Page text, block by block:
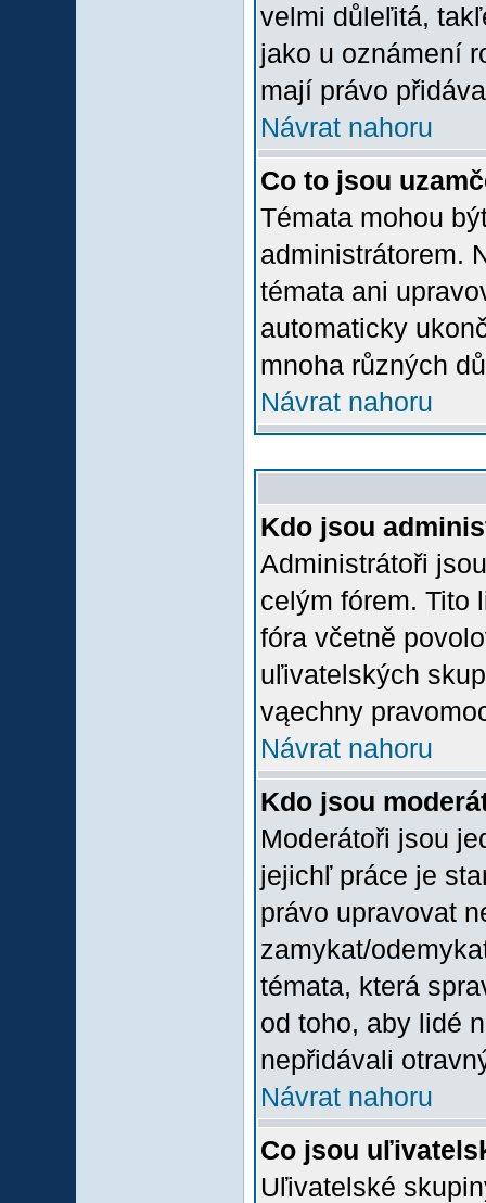
velmi důleľitá,
jako u oznámení
mají právo
Návrat nahoru
Co to jsou
Témata mohou
administrátorem.
témata ani
automaticky
mnoha různých
Návrat nahoru
Kdo jsou
Administrátoři
celým fórem. Tito
fóra včetně
uľivatelských
vąechny
Návrat nahoru
Kdo jsou
Moderátoři jsou
jejichľ práce je
právo upravovat
zamykat/
témata, která
od toho, aby lidé
nepřidávali
Návrat nahoru
Co jsou
Uľivatelské